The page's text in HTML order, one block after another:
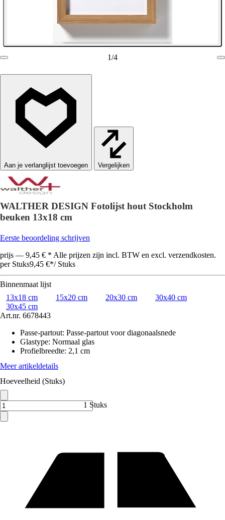
1/4
Vergelijken
WALTHER DESIGN Fotolijst hout Stockholm
beuken 13x18 cm
Eerste beoordeling schrijven
prijs — 9,45 € * Alle prijzen zijn incl. BTW en excl. verzendkosten.
per Stuks9,45 €*/ Stuks
Binnenmaat lijst
13x18 cm
15x20 cm 20x30 cm
30x40 cm
30x45 cm
Art.nr. 6678443
Passe-partout: Passe-partout voor diagonaalsnede
Glastype: Normaal glas
Profielbreedte: 2,1 cm
Meer artikeldetails
Hoeveelheid (Stuks)
1 Stuks